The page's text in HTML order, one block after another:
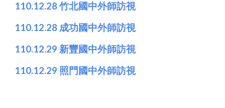
110.12.28 竹北國中外師訪視
110.12.28 成功國中外師訪視
110.12.29 新豐國中外師訪視
110.12.29 照門國中外師訪視